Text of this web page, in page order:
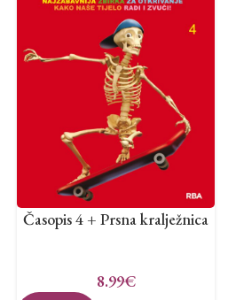
Časopis 4 + Prsna kralježnica
8.99€